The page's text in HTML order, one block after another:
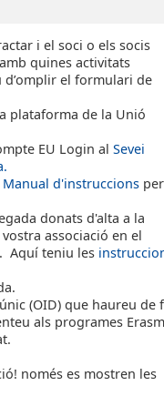
i el soci o els socis
quines activitats
el formulari de
plataforma de la Unió
EU Login alSevei
Manual d'instruccions
donats d'alta a la
associació en el
. Aquí teniu les
(OID) que haureu de
als programes
només es mostren les